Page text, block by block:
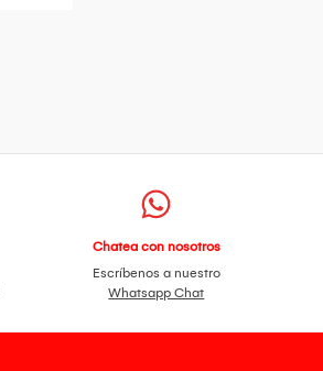
Chatea con nosotros
Escríbenos a nuestro
Whatsapp Chat